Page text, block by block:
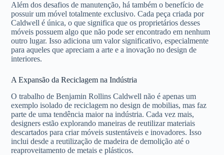
Além dos desafios de manutenção, há também o benefício de
possuir um móvel totalmente exclusivo. Cada peça criada por
Caldwell é única, o que significa que os proprietários desses
móveis possuem algo que não pode ser encontrado em nenhum
outro lugar. Isso adiciona um valor significativo, especialmente
para aqueles que apreciam a arte e a inovação no design de
interiores.
A Expansão da Reciclagem na Indústria
O trabalho de Benjamin Rollins Caldwell não é apenas um
exemplo isolado de reciclagem no design de mobilias, mas faz
parte de uma tendência maior na indústria. Cada vez mais,
designers estão explorando maneiras de reutilizar materiais
descartados para criar móveis sustentáveis e inovadores. Isso
inclui desde a reutilização de madeira de demolição até o
reaproveitamento de metais e plásticos.